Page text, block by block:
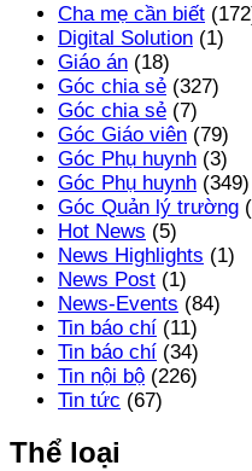
Cha mẹ cần biết
Digital Solution (1)
Giáo án (18)
Góc chia sẻ (327)
Góc chia sẻ (7)
Góc Giáo viên (79)
Góc Phụ huynh (3)
Góc Phụ huynh (349)
Góc Quản lý trường
Hot News (5)
News Highlights (1)
News Post (1)
News-Events (84)
Tin báo chí (11)
Tin báo chí (34)
Tin nội bộ (226)
Tin tức (67)
Thể loại